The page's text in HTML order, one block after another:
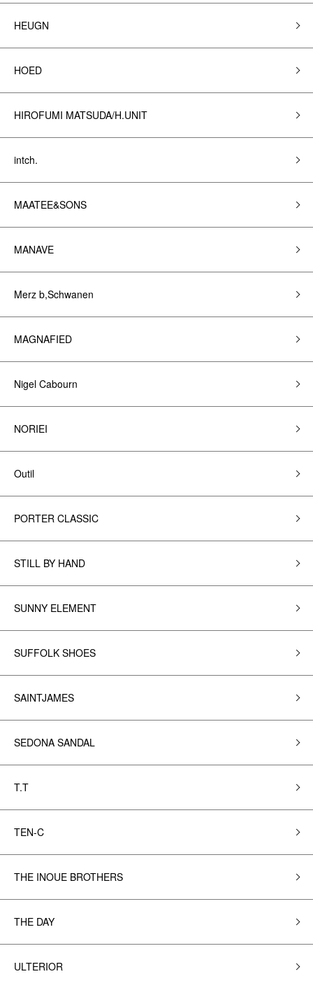
HEUGN
HOED
HIROFUMI MATSUDA/H.UNIT
intch.
MAATEE&SONS
MANAVE
Merz b,Schwanen
MAGNAFIED
Nigel Cabourn
NORIEI
Outil
PORTER CLASSIC
STILL BY HAND
SUNNY ELEMENT
SUFFOLK SHOES
SAINTJAMES
SEDONA SANDAL
T.T
TEN-C
THE INOUE BROTHERS
THE DAY
ULTERIOR